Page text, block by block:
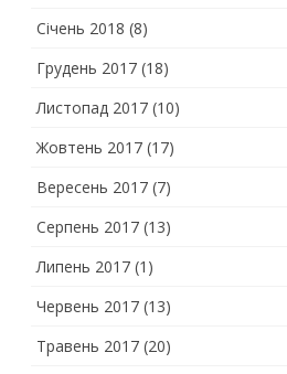
Січень 2018 (8)
Грудень 2017 (18)
Листопад 2017 (10)
Жовтень 2017 (17)
Вересень 2017 (7)
Серпень 2017 (13)
Липень 2017 (1)
Червень 2017 (13)
Травень 2017 (20)